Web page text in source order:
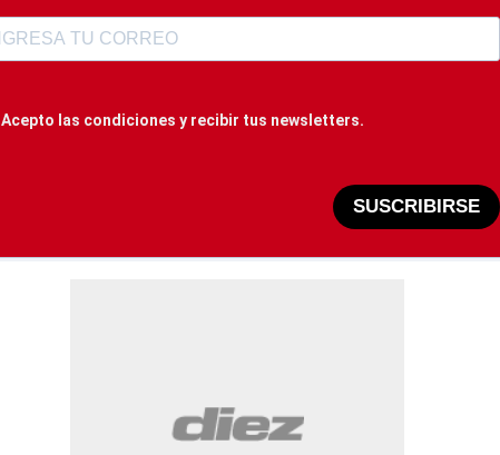
Acepto las condiciones y recibir tus newsletters.
SUSCRIBIRSE